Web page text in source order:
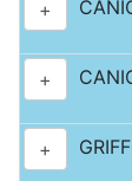
+
+
+